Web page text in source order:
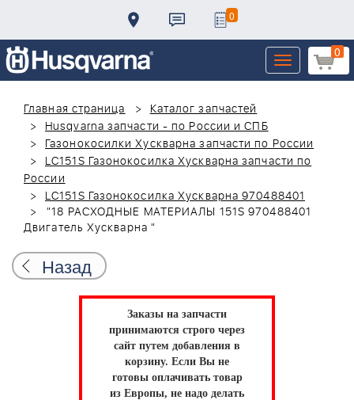
0
0
Toggle
navigation
Главная страница
Каталог запчастей
Husqvarna запчасти - по России и СПБ
Газонокосилки Хускварна запчасти по России
LC151S Газонокосилка Хускварна запчасти по
России
LC151S Газонокосилка Хускварна 970488401
"18 РАСХОДНЫЕ МАТЕРИАЛЫ 151S 970488401
Двигатель Хускварна "
Назад
Заказы на запчасти
принимаются строго через
сайт путем добавления в
корзину. Если Вы не
готовы оплачивать товар
из Европы, не надо делать